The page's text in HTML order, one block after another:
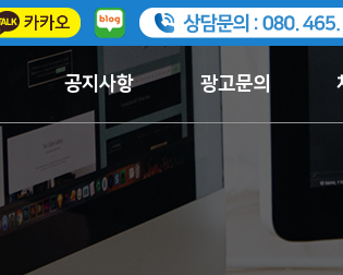
공지사항 광고문의